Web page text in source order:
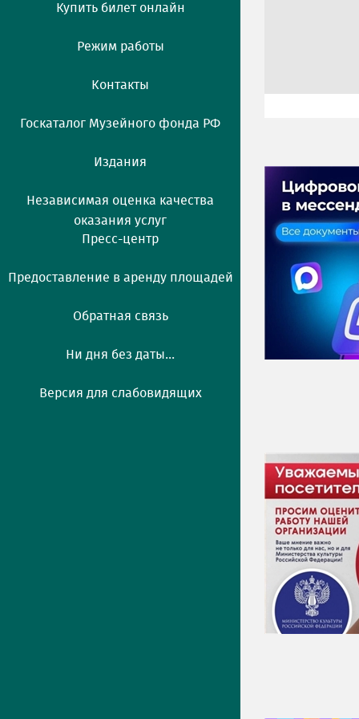
Купить билет онлайн
Режим работы
Контакты
Госкаталог Музейного фонда РФ
Издания
Независимая оценка качества
оказания услуг
Пресс-центр
Предоставление в аренду площадей
Обратная связь
Ни дня без даты...
Версия для слабовидящих